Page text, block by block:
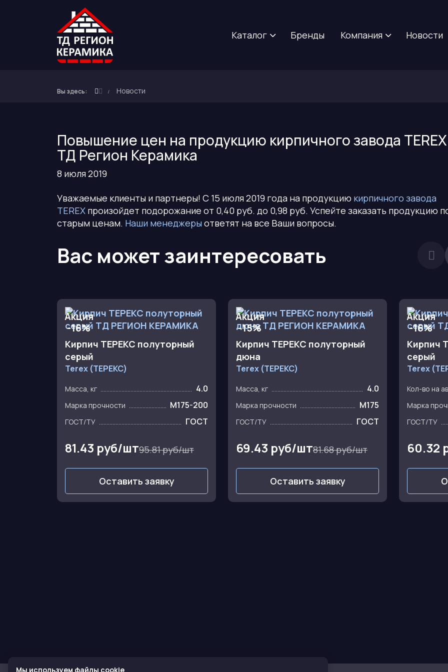
Каталог Бренды Компания Новости
Вы здесь: Новости
Повышение цен на продукцию кирпичного завода
ТД Регион Керамика
8 июля 2019
Уважаемые клиенты и партнеры! С 15 июля 2019 года на продукцию кирпичного завода
TEREX произойдет подорожание от 0,40 руб. до 0,98 руб. Успейте заказать продукцию
старым ценам. Наши менеджеры ответят на все Ваши вопросы.
Вас может заинтересовать
Акция
-16%
Кирпич ТЕРЕКС полуторный
серый
Terex (ТЕРЕКС)
Масса, кг 4.0
Марка прочности M175-200
ГОСТ/ТУ ГОСТ
81.43 руб/шт95.81 руб/шт
Оставить заявку
Акция
-15%
Кирпич ТЕРЕКС полуторный
дюна
Terex (ТЕРЕКС)
Масса, кг 4.0
Марка прочности M175
ГОСТ/ТУ ГОСТ
69.43 руб/шт81.68 руб/шт
Оставить заявку
Акция
-16%
Кирпич
серый
Terex
Кол-во на
Марка
ГОСТ/ТУ
60.32
Мы используем файлы cookie